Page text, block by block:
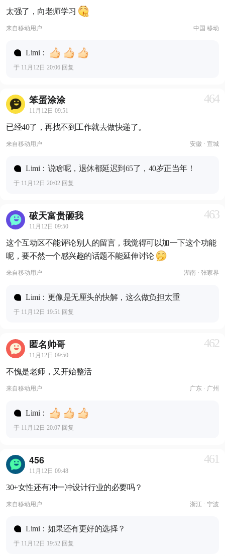
太强了，向老师学习
来自移动用户 中国 移动
Limi：
于 11月12日 20:06 回复
笨蛋涂涂
11月12日 09:51
464
已经40了，再找不到工作就去做快递了。
来自移动用户 安徽 · 宣城
Limi：说啥呢，退休都延迟到65了，40岁正当年！
于 11月12日 20:02 回复
破天富贵砸我
11月12日 09:50
463
这个互动区不能评论别人的留言，我觉得可以加一下这个功能
呢，要不然一个感兴趣的话题不能延伸讨论
来自移动用户 湖南 · 张家界
Limi：更像是无厘头的快解，这么做负担太重
于 11月12日 19:51 回复
匿名帅哥
11月12日 09:50
462
不愧是老师，又开始整活
来自移动用户 广东 · 广州
Limi：
于 11月12日 20:07 回复
456
11月12日 09:48
461
30+女性还有冲一冲设计行业的必要吗？
来自移动用户 浙江 · 宁波
Limi：如果还有更好的选择？
于 11月12日 19:52 回复